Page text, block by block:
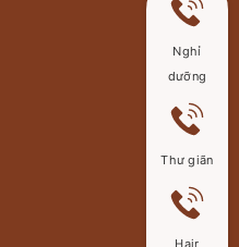
Nghỉ
dưỡng
Thư giãn
Hair